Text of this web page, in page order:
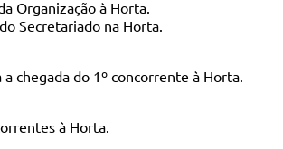
Organização à Horta.
Secretariado na Horta.
chegada do 1º concorrente à Horta.
à Horta.